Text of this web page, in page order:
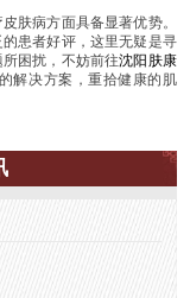
肤病方面具备显著优势。
患者好评，这里无疑是寻
困扰，不妨前往沈阳肤康
解决方案，重拾健康的肌